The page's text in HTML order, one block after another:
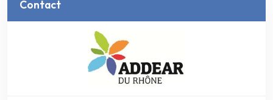
Contact